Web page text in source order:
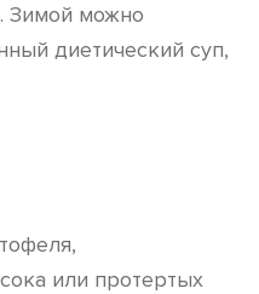
Зимой можно
диетический суп,
или протертых